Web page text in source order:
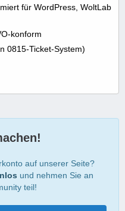
für WordPress, WoltLab
konform
0815-Ticket-System)
auf unserer Seite?
und nehmen Sie an
teil!